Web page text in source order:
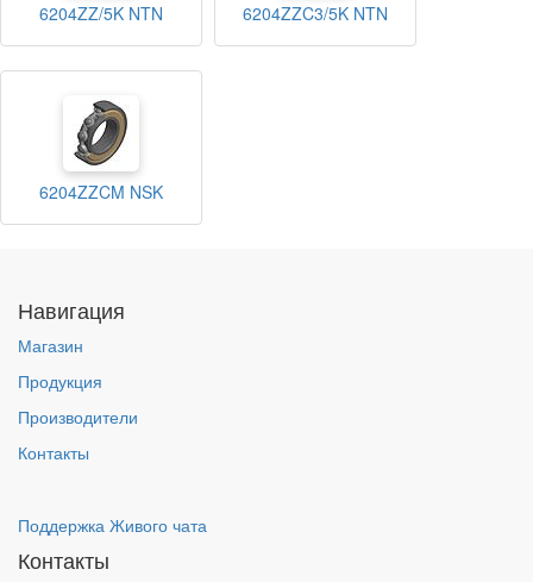
6204ZZ/5K NTN 6204ZZC3/5K NTN
6204ZZCM NSK
Навигация
Магазин
Продукция
Производители
Контакты
Поддержка Живого чата
Контакты